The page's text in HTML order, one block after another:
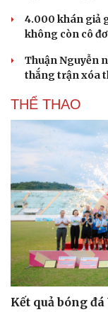
4.000 khán giả
không còn cô
Thuận Nguyễn
thắng trận xóa
THỂ THAO
Kết quả bóng